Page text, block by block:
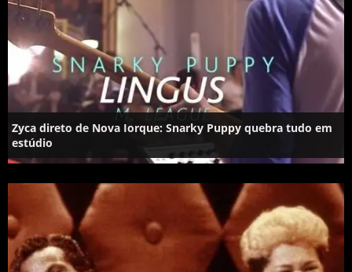
Zyca direto de Nova Iorque: Snarky Puppy quebra tudo em
estúdio